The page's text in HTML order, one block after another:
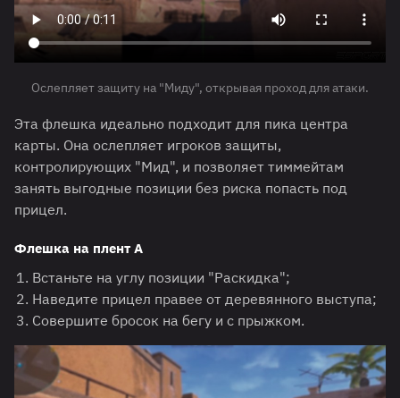
Ослепляет защиту на "Миду", открывая проход для атаки.
Эта флешка идеально подходит для пика центра
карты. Она ослепляет игроков защиты,
контролирующих "Мид", и позволяет тиммейтам
занять выгодные позиции без риска попасть под
прицел.
Флешка на плент А
Встаньте на углу позиции "Раскидка";
Наведите прицел правее от деревянного выступа;
Совершите бросок на бегу и с прыжком.